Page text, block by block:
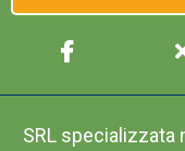
SRL specializzata